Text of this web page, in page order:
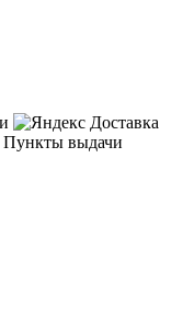
Пункты выдачи